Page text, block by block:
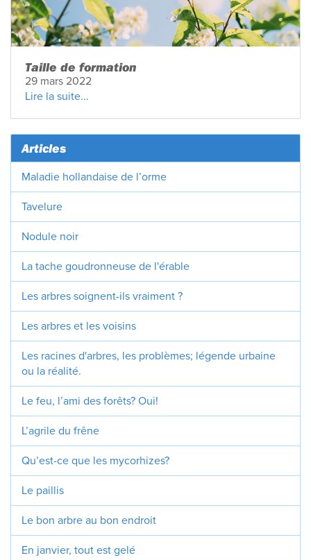
Taille de formation
29 mars 2022
Lire la suite...
Articles
Maladie hollandaise de l’orme
Tavelure
Nodule noir
La tache goudronneuse de l'érable
Les arbres soignent-ils vraiment ?
Les arbres et les voisins
Les racines d'arbres, les problèmes; légende urbaine
ou la réalité.
Le feu, l’ami des forêts? Oui!
L’agrile du frêne
Qu’est-ce que les mycorhizes?
Le paillis
Le bon arbre au bon endroit
En janvier, tout est gelé